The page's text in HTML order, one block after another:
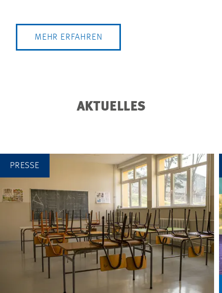
MEHR ERFAHREN
AKTUELLES
PRESSE